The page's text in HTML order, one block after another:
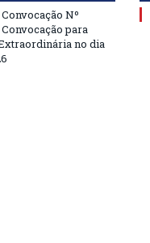
Nº
Convocação para
no dia